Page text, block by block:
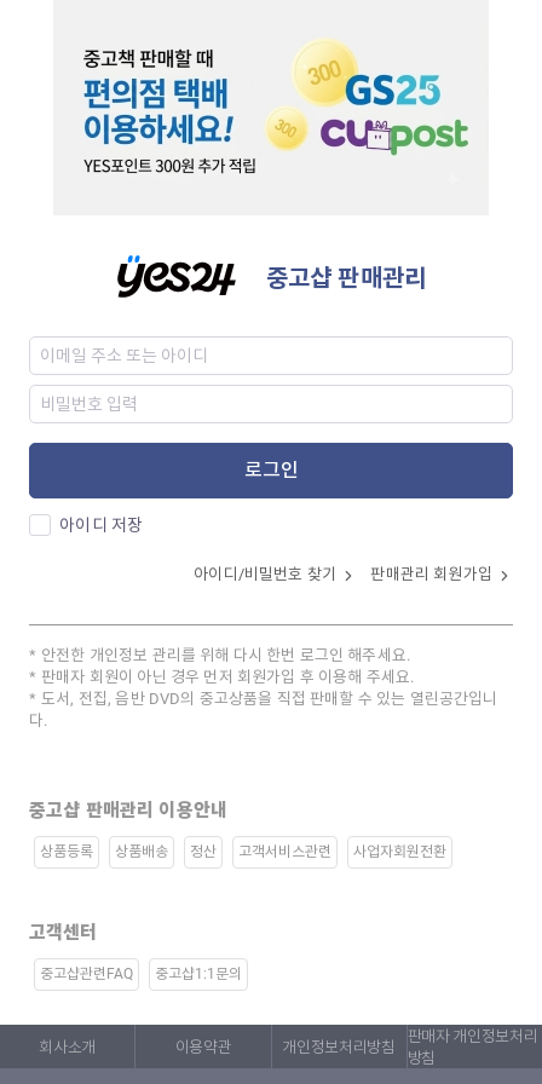
중고샵 판매관리
로그인
아이디 저장
아이디/비밀번호 찾기 판매관리 회원가입
안전한 개인정보 관리를 위해 다시 한번 로그인 해주세요.
판매자 회원이 아닌 경우 먼저 회원가입 후 이용해 주세요.
도서, 전집, 음반 DVD의 중고상품을 직접 판매할 수 있는 열린공간입니
다.
중고샵 판매관리 이용안내
상품등록 상품배송 정산 고객서비스관련 사업자회원전환
고객센터
중고샵관련FAQ 중고샵1:1문의
회사소개 이용약관 개인정보처리방침
판매자 개인정보처리
방침